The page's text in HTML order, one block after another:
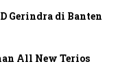
Gerindra di Banten
All New Terios